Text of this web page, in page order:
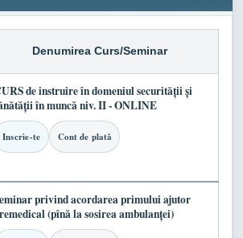
Denumirea Curs/Seminar
de instruire în domeniul securității și
în muncă niv. II - ONLINE
Inscrie-te Cont de plată
privind acordarea primului ajutor
(pînă la sosirea ambulanței)